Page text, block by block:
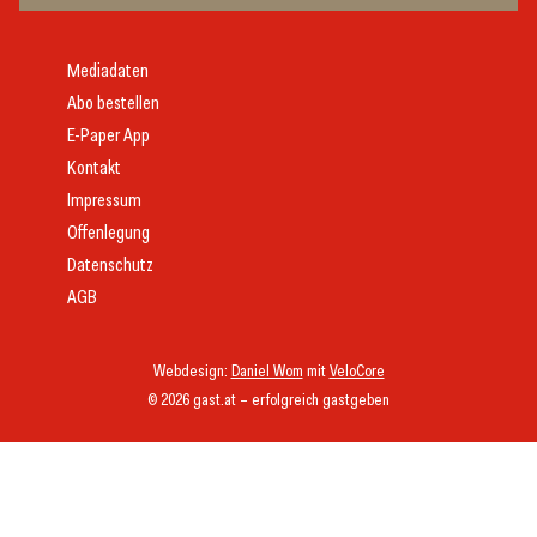
© 2026 gast.at – erfolgreich gastgeben
Webdesign: Daniel Wom mitVeloCore
Mediadaten
Abo bestellen
E-Paper App
Kontakt
Impressum
Offenlegung
Datenschutz
AGB